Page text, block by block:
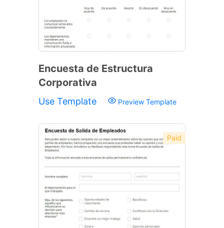
Encuesta de Estructura
Corporativa
Use Template Preview Template
Paid